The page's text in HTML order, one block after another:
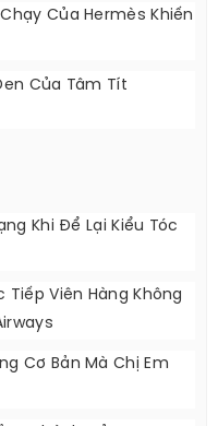
Của Hermès Khiến
Của Tâm Tít
Khi Để Lại Kiểu Tóc
Tiếp Viên Hàng Không
Cơ Bản Mà Chị Em